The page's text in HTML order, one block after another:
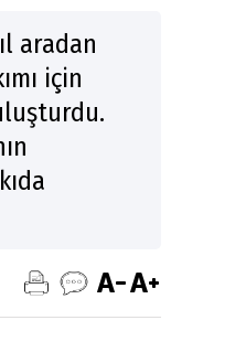
aradan
için